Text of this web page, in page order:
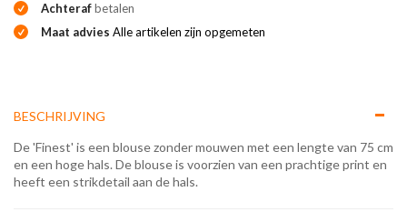
Achterafbetalen
Maat advies Alle artikelen zijn opgemeten
BESCHRIJVING
De 'Finest' is een blouse zonder mouwen met een lengte van 75 cm
en een hoge hals. De blouse is voorzien van een prachtige print en
heeft een strikdetail aan de hals.